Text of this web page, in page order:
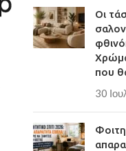
Μεταλλικός
βαφής μαύρου ματ
μέταλλο εξαιρετική
Παράδοση σε 3-10
Οι
που
30